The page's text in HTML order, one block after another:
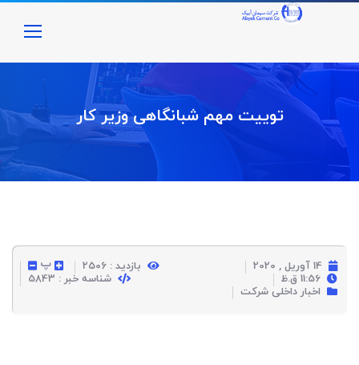
توییت مهم شبانگاهی وزیر کار
14 آوریل , 2020
11:56 ق.ظ
اخبار داخلی شرکت
بازدید : 2506 پ
شناسه خبر : 5843